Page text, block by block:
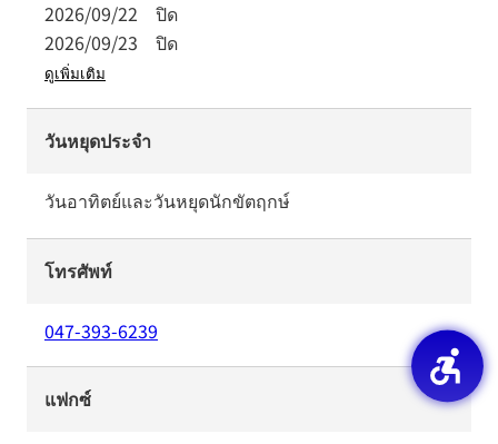
2026/09/22 ปิด
2026/09/23 ปิด
ดูเพิ่มเติม
วันหยุดประจำ
วันอาทิตย์และวันหยุดนักขัตฤกษ์
โทรศัพท์
047-393-6239
แฟกซ์